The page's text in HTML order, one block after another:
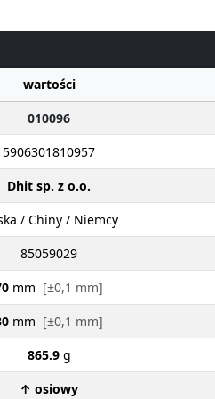
wartości
010096
5906301810957
Dhit sp. z o.o.
/ Chiny / Niemcy
85059029
mm [±0,1 mm]
mm [±0,1 mm]
865.9 g
↑ osiowy